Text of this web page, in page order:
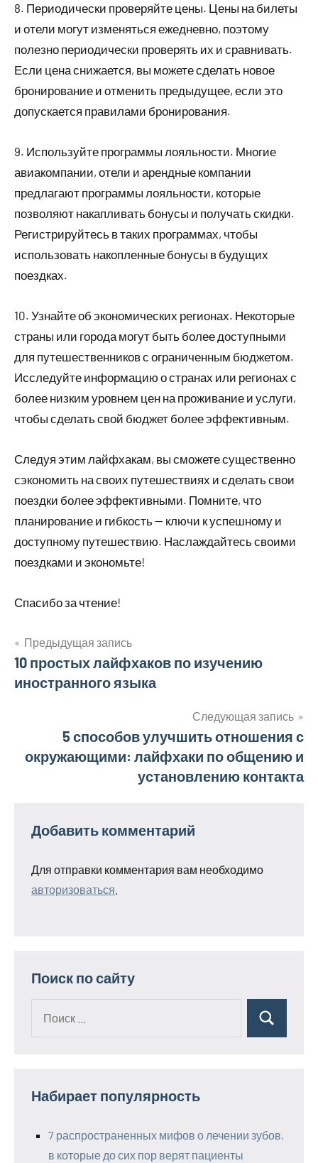
8. Периодически проверяйте цены. Цены на билеты
и отели могут изменяться ежедневно, поэтому
полезно периодически проверять их и сравнивать.
Если цена снижается, вы можете сделать новое
бронирование и отменить предыдущее, если это
допускается правилами бронирования.
9. Используйте программы лояльности. Многие
авиакомпании, отели и арендные компании
предлагают программы лояльности, которые
позволяют накапливать бонусы и получать скидки.
Регистрируйтесь в таких программах, чтобы
использовать накопленные бонусы в будущих
поездках.
10. Узнайте об экономических регионах. Некоторые
страны или города могут быть более доступными
для путешественников с ограниченным бюджетом.
Исследуйте информацию о странах или регионах с
более низким уровнем цен на проживание и услуги,
чтобы сделать свой бюджет более эффективным.
Следуя этим лайфхакам, вы сможете существенно
сэкономить на своих путешествиях и сделать свои
поездки более эффективными. Помните, что
планирование и гибкость — ключи к успешному и
доступному путешествию. Наслаждайтесь своими
поездками и экономьте!
Спасибо за чтение!
Навигация
по
Предыдущая запись
10 простых лайфхаков по изучению
иностранного языка
Следующая запись
5 способов улучшить отношения с
окружающими: лайфхаки по общению и
установлению контакта
Добавить комментарий
Для отправки комментария вам необходимо
авторизоваться
Поиск по сайту
Поиск
Набирает популярность
7 распространенных мифов о лечении зубов,
в которые до сих пор верят пациенты